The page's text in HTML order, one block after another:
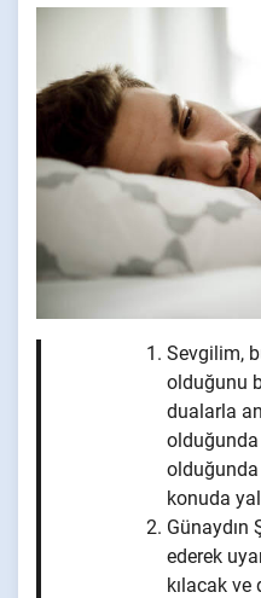
Sevgilim,
olduğunu
dualarla
konuda
Günaydın
ederek
kılacak